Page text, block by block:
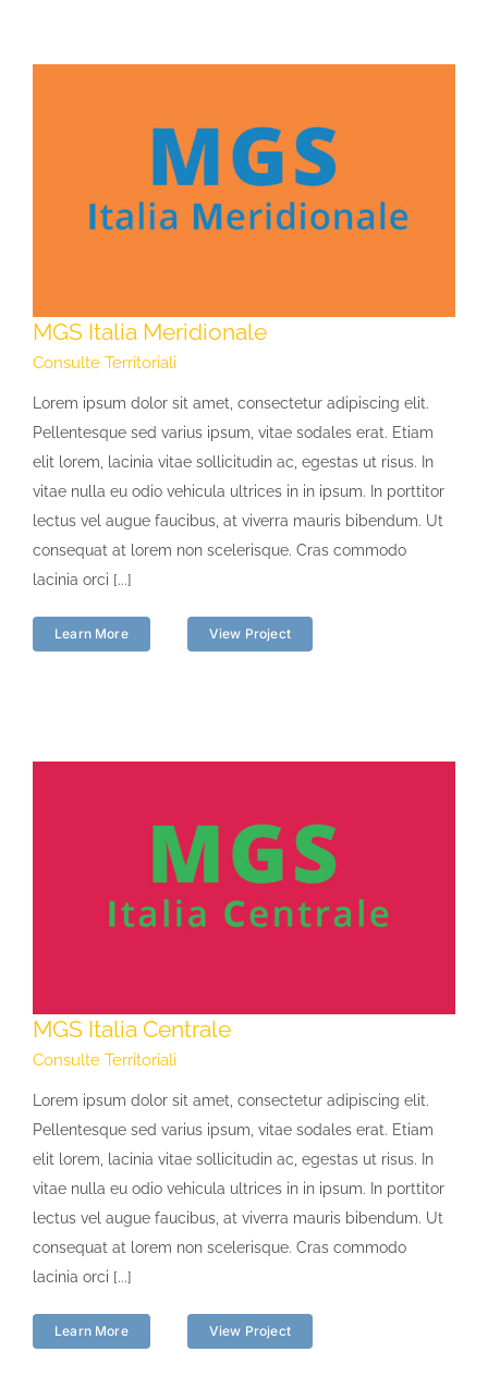
MGS Italia Meridionale
Consulte Territoriali
Lorem ipsum dolor sit amet, consectetur adipiscing elit.
Pellentesque sed varius ipsum, vitae sodales erat. Etiam
elit lorem, lacinia vitae sollicitudin ac, egestas ut risus. In
vitae nulla eu odio vehicula ultrices in in ipsum. In porttitor
lectus vel augue faucibus, at viverra mauris bibendum. Ut
consequat at lorem non scelerisque. Cras commodo
lacinia orci [...]
Learn More View Project
MGS Italia Centrale
Consulte Territoriali
Lorem ipsum dolor sit amet, consectetur adipiscing elit.
Pellentesque sed varius ipsum, vitae sodales erat. Etiam
elit lorem, lacinia vitae sollicitudin ac, egestas ut risus. In
vitae nulla eu odio vehicula ultrices in in ipsum. In porttitor
lectus vel augue faucibus, at viverra mauris bibendum. Ut
consequat at lorem non scelerisque. Cras commodo
lacinia orci [...]
Learn More View Project